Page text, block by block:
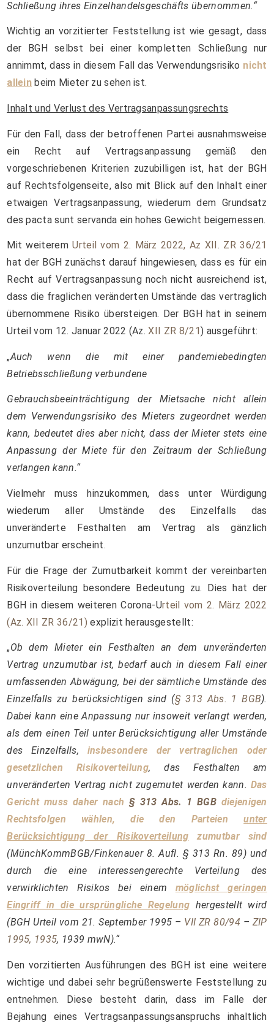
Schließung ihres Einzelhandelsgeschäfts übernommen.“
Wichtig an vorzitierter Feststellung ist wie gesagt, dass
der BGH selbst bei einer kompletten Schließung nur
annimmt, dass in diesem Fall das Verwendungsrisiko nicht
allein beim Mieter zu sehen ist.
Inhalt und Verlust des Vertragsanpassungsrechts
Für den Fall, dass der betroffenen Partei ausnahmsweise
ein Recht auf Vertragsanpassung gemäß den
vorgeschriebenen Kriterien zuzubilligen ist, hat der BGH
auf Rechtsfolgenseite, also mit Blick auf den Inhalt einer
etwaigen Vertragsanpassung, wiederum dem Grundsatz
des pacta sunt servanda ein hohes Gewicht beigemessen.
Mit weiteremUrteil vom 2. März 2022, Az XII. ZR 36/21
hat der BGH zunächst darauf hingewiesen, dass es für ein
Recht auf Vertragsanpassung noch nicht ausreichend ist,
dass die fraglichen veränderten Umstände das vertraglich
übernommene Risiko übersteigen. Der BGH hat in seinem
Urteil vom 12. Januar 2022 (Az.XII ZR 8/21) ausgeführt:
„Auch wenn die mit einer pandemiebedingten
Betriebsschließung verbundene
Gebrauchsbeeinträchtigung der Mietsache nicht allein
dem Verwendungsrisiko des Mieters zugeordnet werden
kann, bedeutet dies aber nicht, dass der Mieter stets eine
Anpassung der Miete für den Zeitraum der Schließung
verlangen kann.“
Vielmehr muss hinzukommen, dass unter Würdigung
wiederum aller Umstände des Einzelfalls das
unveränderte Festhalten am Vertrag als gänzlich
unzumutbar erscheint.
Für die Frage der Zumutbarkeit kommt der vereinbarten
Risikoverteilung besondere Bedeutung zu. Dies hat der
BGH in diesem weiteren Corona-Urteil vom 2. März 2022
(Az. XII ZR 36/21) explizit herausgestellt:
„Ob dem Mieter ein Festhalten an dem unveränderten
Vertrag unzumutbar ist, bedarf auch in diesem Fall einer
umfassenden Abwägung, bei der sämtliche Umstände des
Einzelfalls zu berücksichtigen sind (§ 313 Abs. 1 BGB).
Dabei kann eine Anpassung nur insoweit verlangt werden,
als dem einen Teil unter Berücksichtigung aller Umstände
des Einzelfalls, insbesondere der vertraglichen oder
gesetzlichen Risikoverteilung, das Festhalten am
unveränderten Vertrag nicht zugemutet werden kann. Das
Gericht muss daher nach § 313 Abs. 1 BGB diejenigen
Rechtsfolgen wählen, die den Parteienunter
Berücksichtigung der Risikoverteilung zumutbar sind
(MünchKommBGB/Finkenauer 8. Aufl. § 313 Rn. 89) und
durch die eine interessengerechte Verteilung des
verwirklichten Risikos bei einem möglichst geringen
Eingriff in die ursprüngliche Regelung hergestellt wird
(BGH Urteil vom 21. September 1995 – VII ZR 80/94– ZIP
1995, 1935, 1939 mwN).“
Den vorzitierten Ausführungen des BGH ist eine weitere
wichtige und dabei sehr begrüßenswerte Feststellung zu
entnehmen. Diese besteht darin, dass im Falle der
Bejahung eines Vertragsanpassungsanspruchs inhaltlich